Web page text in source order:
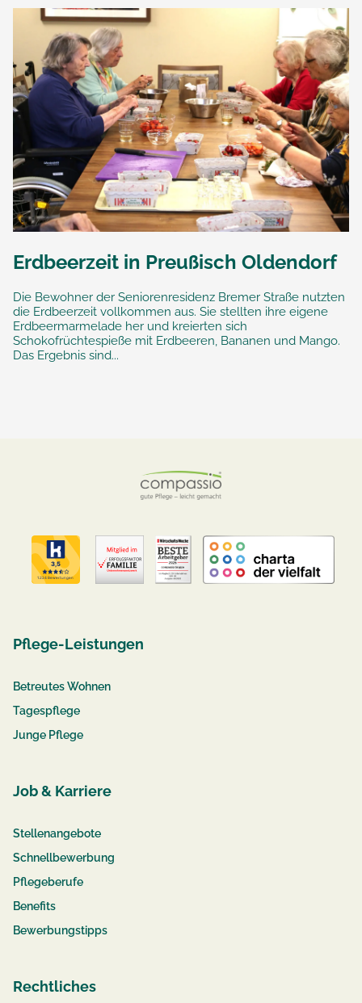
Erdbeerzeit in Preußisch Oldendorf
Die Bewohner der Seniorenresidenz Bremer Straße nutzten
die Erdbeerzeit vollkommen aus. Sie stellten ihre eigene
Erdbeermarmelade her und kreierten sich
Schokofrüchtespieße mit Erdbeeren, Bananen und Mango.
Das Ergebnis sind...
Pflege-Leistungen
Betreutes Wohnen
Tagespflege
Junge Pflege
Job & Karriere
Stellenangebote
Schnellbewerbung
Pflegeberufe
Benefits
Bewerbungstipps
Rechtliches